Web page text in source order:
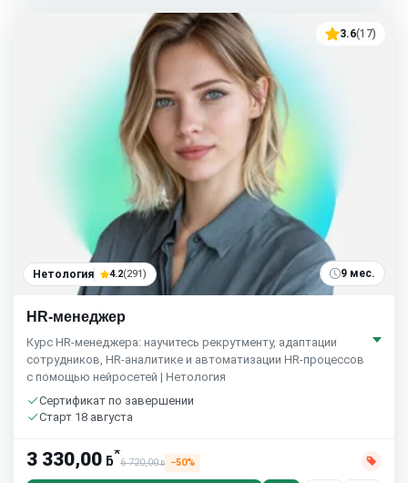
3.6(17)
Нетология 4.2(291) 9 мес.
HR-менеджер
Курс HR-менеджера: научитесь рекрутменту, адаптации
сотрудников, HR-аналитике и автоматизации HR-процессов
с помощью нейросетей | Нетология
Сертификат по завершении
Старт 18 августа
3 330,00 ƃ*
6 720,00ƃ −50%